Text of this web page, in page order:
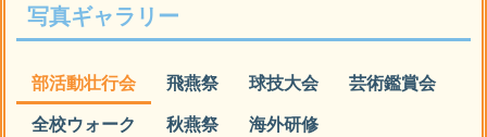
写真ギャラリー
部活動壮行会 飛燕祭 球技大会
芸術鑑賞会
全校ウォーク
秋燕祭
海外研修